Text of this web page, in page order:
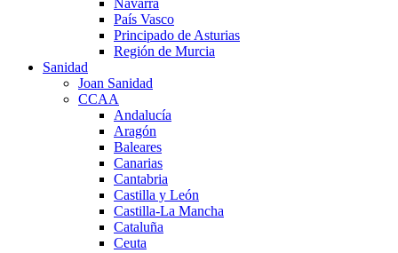
País Vasco
Principado de Asturias
Región de Murcia
Sanidad
Joan Sanidad
CCAA
Andalucía
Aragón
Baleares
Canarias
Cantabria
Castilla y León
Castilla-La Mancha
Cataluña
Ceuta